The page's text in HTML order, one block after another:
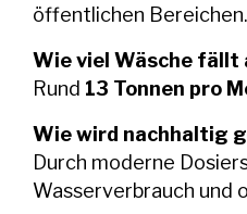
öffentlichen Bereichen.
Wie viel Wäsche fällt
Rund 13 Tonnen pro
Wie wird nachhaltig
Durch moderne
Wasserverbrauch und